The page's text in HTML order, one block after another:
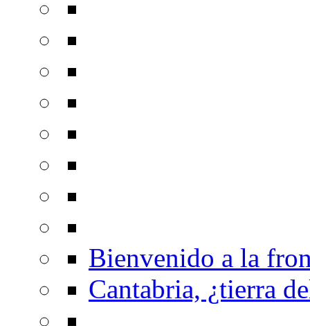
Bienvenido a la
Cantabria, ¿tierra